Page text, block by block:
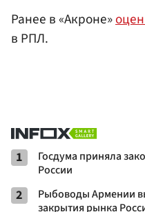
Ранее в «Акроне»
в РПЛ.
1
Госдума приняла
России
2
Рыбоводы Армении
закрытия рынка